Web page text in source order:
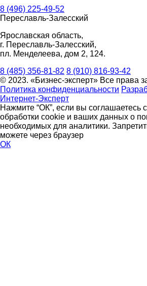
8 (496) 225-49-52
Переславль-Залесский
Ярославская область,
г. Переславль-Залесский,
пл. Менделеева, дом 2, 124.
8 (485) 356-81-82 8 (910) 816-93-42
© 2023. «Бизнес-эксперт» Все права
Политика конфиденциальности
Интернет-Эксперт
Нажмите “ОК”, если вы соглашаетесь с
обработки cookie и ваших данных о
необходимых для аналитики.
можете через браузер
ОК